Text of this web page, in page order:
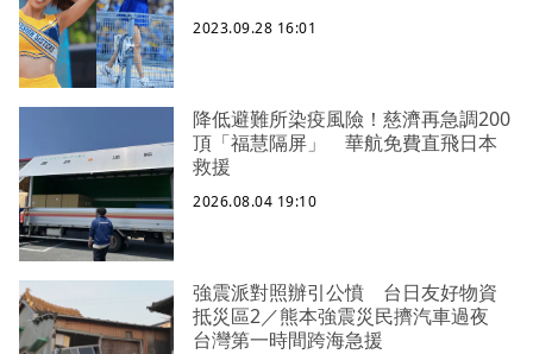
2023.09.28 16:01
降低避難所染疫風險！慈濟再急調200
頂「福慧隔屏」 華航免費直飛日本
救援
2026.08.04 19:10
強震派對照辦引公憤 台日友好物資
抵災區2／熊本強震災民擠汽車過夜
台灣第一時間跨海急援